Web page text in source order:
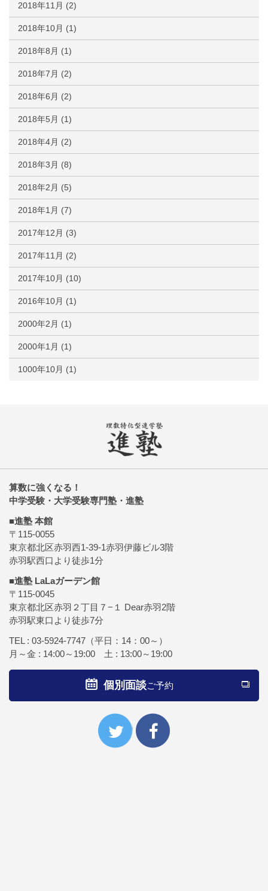
2018年11月 (2)
2018年10月 (1)
2018年8月 (1)
2018年7月 (2)
2018年6月 (2)
2018年5月 (1)
2018年4月 (2)
2018年3月 (8)
2018年2月 (5)
2018年1月 (7)
2017年12月 (3)
2017年11月 (2)
2017年10月 (10)
2016年10月 (1)
2000年2月 (1)
2000年1月 (1)
1000年10月 (1)
算数に強くなる！
中学受験・大学受験専門塾・進塾
■進塾 本館
〒115-0055
東京都北区赤羽西1-39-1赤羽伊藤ビル3階
赤羽駅西口より徒歩1分
■進塾 LaLaガーデン館
〒115-0045
東京都北区赤羽２丁目７−１ Dear赤羽2階
赤羽駅東口より徒歩7分
TEL : 03-5924-7747 （平日：14：00～）
月～金 : 14:00～19:00 土 : 13:00～19:00
個別面談ご予約